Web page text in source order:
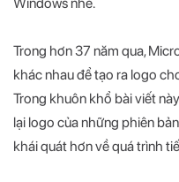
Trong hơn 37 năm qua,
khác nhau để tạo ra logo
Trong khuôn khổ bài viết
lại logo của những phiên
khái quát hơn về quá trình